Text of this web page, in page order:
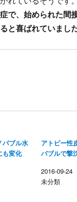
で、始められた間
と喜ばれていました
バブル水
も変化
アトピー性
バブルで撃
2016-09-24
未分類